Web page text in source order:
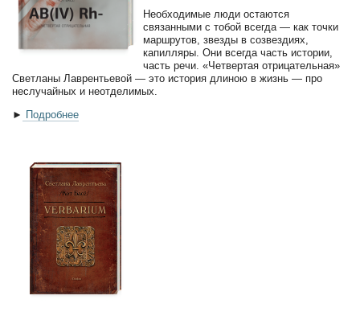
Необходимые люди остаются
связанными с тобой всегда — как точки
маршрутов, звезды в созвездиях,
капилляры. Они всегда часть истории,
часть речи. «Четвертая отрицательная»
Светланы Лаврентьевой — это история длиною в жизнь — про
неслучайных и неотделимых.
► Подробнее